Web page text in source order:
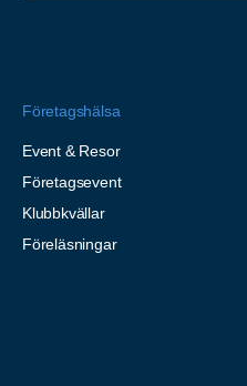
Företagshälsa
Event & Resor
Företagsevent
Klubbkvällar
Föreläsningar